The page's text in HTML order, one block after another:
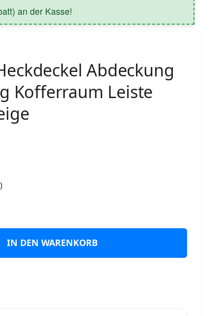
an der Kasse!
Abdeckung
Kofferraum Leiste
IN DEN WARENKORB